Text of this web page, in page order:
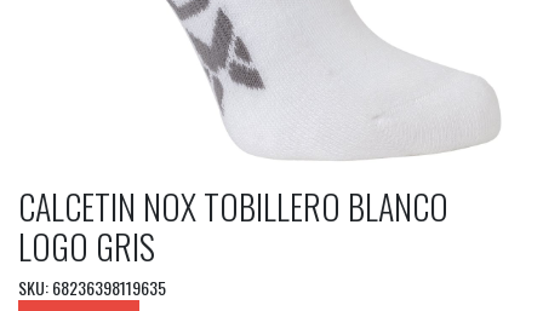
CALCETIN NOX TOBILLERO BLANCO
LOGO GRIS
SKU: 68236398119635